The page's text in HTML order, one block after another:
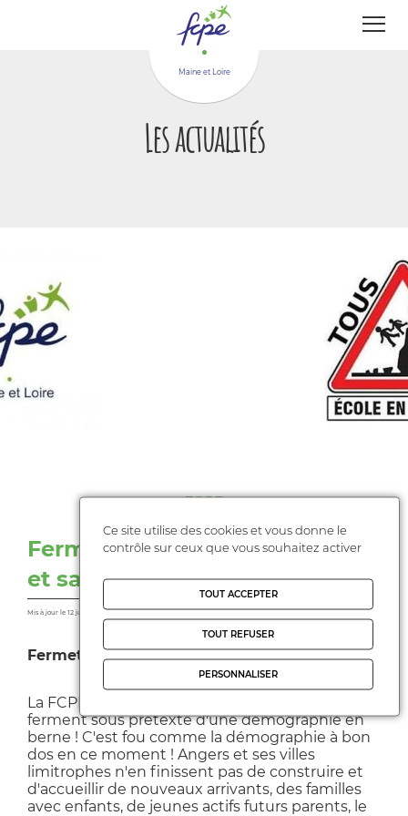
Maine et Loire
Les actualités
FCPE
Fermeture de classe a Angers
et sa Metropole
Mis à jour le 12 juillet 2025
Fermetures de classe. C'est non !
La FCPE49 n'acceptera jamais que les classes
ferment sous prétexte d'une démographie en
berne ! C'est fou comme la démographie à bon
dos en ce moment ! Angers et ses villes
limitrophes n'en finissent pas de construire et
d'accueillir de nouveaux arrivants, des familles
avec enfants, de jeunes actifs futurs parents, le
Panneau de gestion des cookies
Ce site utilise des cookies et vous donne le
contrôle sur ceux que vous souhaitez activer
TOUT ACCEPTER
TOUT REFUSER
PERSONNALISER